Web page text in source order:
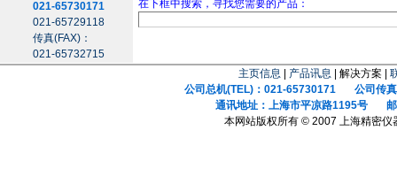
021-65730171
021-65729118
传真(FAX)：
021-65732715
在下框中搜索，寻找您需要的产品：
主页信息 产品讯息 | 解决方案 |
公司总机(TEL)：021-65730171 公司传真
通讯地址：上海市平凉路1195号 邮
本网站版权所有 © 2007 上海精密仪